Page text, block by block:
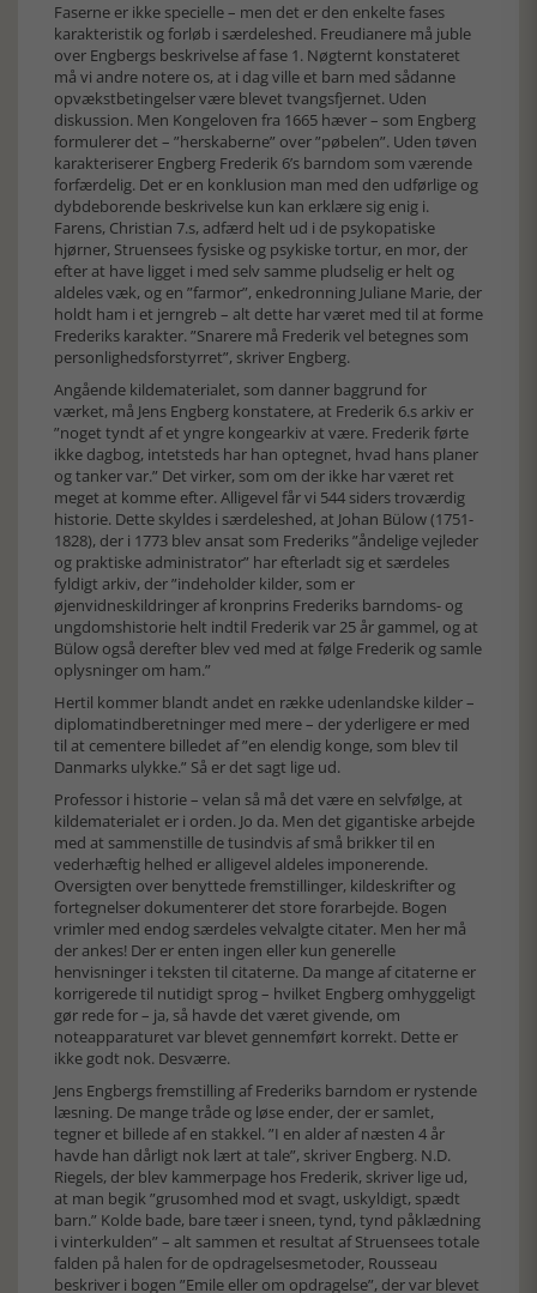
Faserne er ikke specielle – men det er den enkelte fases
karakteristik og forløb i særdeleshed. Freudianere må juble
over Engbergs beskrivelse af fase 1. Nøgternt konstateret
må vi andre notere os, at i dag ville et barn med sådanne
opvækstbetingelser være blevet tvangsfjernet. Uden
diskussion. Men Kongeloven fra 1665 hæver – som Engberg
formulerer det – ”herskaberne” over ”pøbelen”. Uden tøven
karakteriserer Engberg Frederik 6’s barndom som værende
forfærdelig. Det er en konklusion man med den udførlige og
dybdeborende beskrivelse kun kan erklære sig enig i.
Farens, Christian 7.s, adfærd helt ud i de psykopatiske
hjørner, Struensees fysiske og psykiske tortur, en mor, der
efter at have ligget i med selv samme pludselig er helt og
aldeles væk, og en ”farmor”, enkedronning Juliane Marie, der
holdt ham i et jerngreb – alt dette har været med til at forme
Frederiks karakter. ”Snarere må Frederik vel betegnes som
personlighedsforstyrret”, skriver Engberg.
Angående kildematerialet, som danner baggrund for
værket, må Jens Engberg konstatere, at Frederik 6.s arkiv er
”noget tyndt af et yngre kongearkiv at være. Frederik førte
ikke dagbog, intetsteds har han optegnet, hvad hans planer
og tanker var.” Det virker, som om der ikke har været ret
meget at komme efter. Alligevel får vi 544 siders troværdig
historie. Dette skyldes i særdeleshed, at Johan Bülow (1751-
1828), der i 1773 blev ansat som Frederiks ”åndelige vejleder
og praktiske administrator” har efterladt sig et særdeles
fyldigt arkiv, der ”indeholder kilder, som er
øjenvidneskildringer af kronprins Frederiks barndoms- og
ungdomshistorie helt indtil Frederik var 25 år gammel, og at
Bülow også derefter blev ved med at følge Frederik og samle
oplysninger om ham.”
Hertil kommer blandt andet en række udenlandske kilder –
diplomatindberetninger med mere – der yderligere er med
til at cementere billedet af ”en elendig konge, som blev til
Danmarks ulykke.” Så er det sagt lige ud.
Professor i historie – velan så må det være en selvfølge, at
kildematerialet er i orden. Jo da. Men det gigantiske arbejde
med at sammenstille de tusindvis af små brikker til en
vederhæftig helhed er alligevel aldeles imponerende.
Oversigten over benyttede fremstillinger, kildeskrifter og
fortegnelser dokumenterer det store forarbejde. Bogen
vrimler med endog særdeles velvalgte citater. Men her må
der ankes! Der er enten ingen eller kun generelle
henvisninger i teksten til citaterne. Da mange af citaterne er
korrigerede til nutidigt sprog – hvilket Engberg omhyggeligt
gør rede for – ja, så havde det været givende, om
noteapparaturet var blevet gennemført korrekt. Dette er
ikke godt nok. Desværre.
Jens Engbergs fremstilling af Frederiks barndom er rystende
læsning. De mange tråde og løse ender, der er samlet,
tegner et billede af en stakkel. ”I en alder af næsten 4 år
havde han dårligt nok lært at tale”, skriver Engberg. N.D.
Riegels, der blev kammerpage hos Frederik, skriver lige ud,
at man begik ”grusomhed mod et svagt, uskyldigt, spædt
barn.” Kolde bade, bare tæer i sneen, tynd, tynd påklædning
i vinterkulden” – alt sammen et resultat af Struensees totale
falden på halen for de opdragelsesmetoder, Rousseau
beskriver i bogen ”Emile eller om opdragelse”, der var blevet